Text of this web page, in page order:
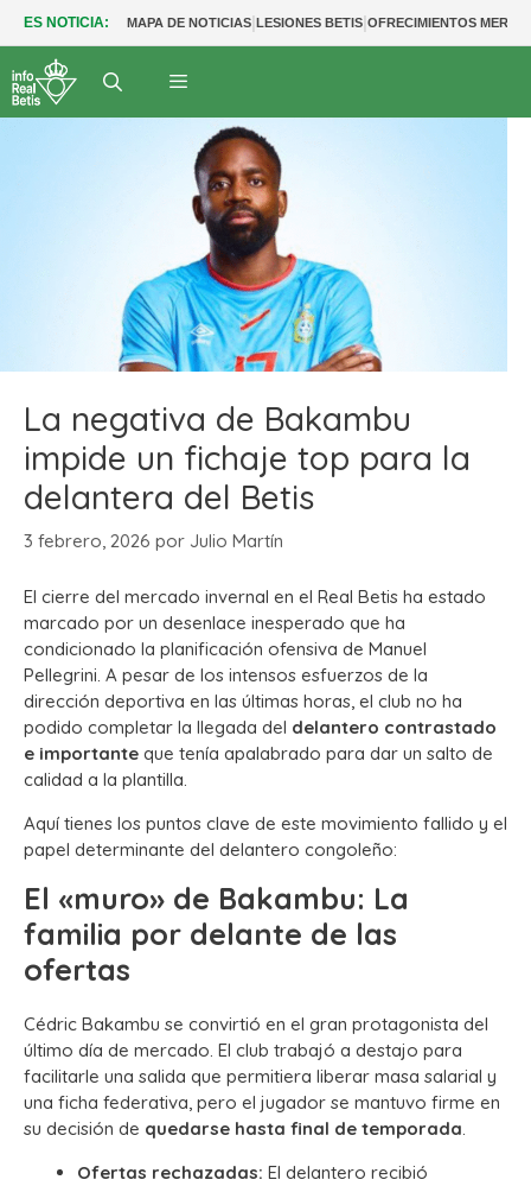
ES NOTICIA: MAPA DE NOTICIAS|LESIONES BETIS|OFRECIMIENTOS
La negativa de Bakambu
impide un fichaje top para la
delantera del Betis
3 febrero, 2026 por Julio Martín
El cierre del mercado invernal en el Real Betis ha estado
marcado por un desenlace inesperado que ha
condicionado la planificación ofensiva de Manuel
Pellegrini. A pesar de los intensos esfuerzos de la
dirección deportiva en las últimas horas, el club no ha
podido completar la llegada del delantero contrastado
e importante que tenía apalabrado para dar un salto de
calidad a la plantilla.
Aquí tienes los puntos clave de este movimiento fallido y el
papel determinante del delantero congoleño:
El «muro» de Bakambu: La
familia por delante de las
ofertas
Cédric Bakambu se convirtió en el gran protagonista del
último día de mercado. El club trabajó a destajo para
facilitarle una salida que permitiera liberar masa salarial y
una ficha federativa, pero el jugador se mantuvo firme en
su decisión de quedarse hasta final de temporada
Ofertas rechazadas: El delantero recibió